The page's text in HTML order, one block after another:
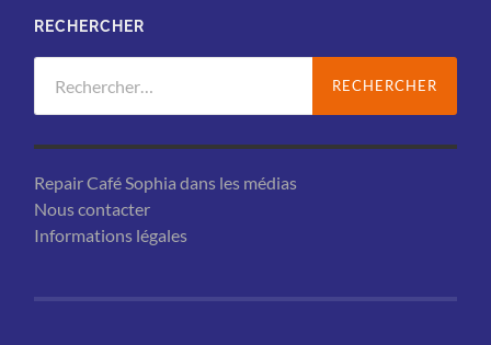
RECHERCHER
Repair Café Sophia dans les médias
Nous contacter
Informations légales